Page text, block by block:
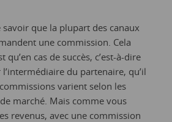
que la plupart des canaux
une commission. Cela
qu’en cas de succès, c’est-à-dire
du partenaire, qu’il
varient selon les
marché. Mais comme vous
revenus, avec une commission